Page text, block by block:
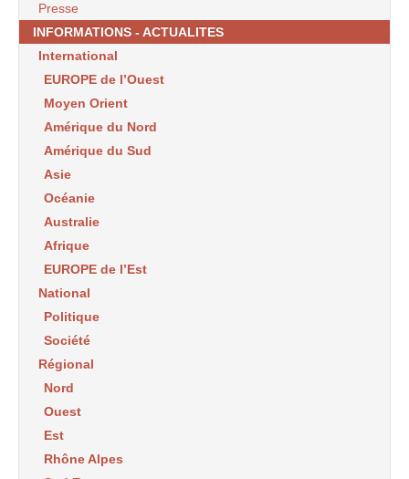
Presse
INFORMATIONS - ACTUALITES
International
EUROPE de l’Ouest
Moyen Orient
Amérique du Nord
Amérique du Sud
Asie
Océanie
Australie
Afrique
EUROPE de l’Est
National
Politique
Société
Régional
Nord
Ouest
Est
Rhône Alpes